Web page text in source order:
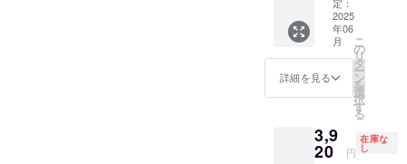
装面、
樹脂
パーツ
（タイ
ヤハウ
ス内を
ス全面
（サン
容☆ ・
極上泡
洗車 ・
ヘッド
ライト
クリー
ニング&
グ ・タ
イヤホ
URL、
紹介文
（100文
字以
内）を
ご記入
い。※紹
は企業
に関す
（過去
動画含
む全て
の動画
概要欄
に期間
す） □
必要事
除去剤
300ml
」×2 定
価
11,200
円（税
込）
2025
年06
月
詳細を見る
こ
の
リ
タ
ー
ン
を
選
択
す
る
3,9
20 円
在庫な
し